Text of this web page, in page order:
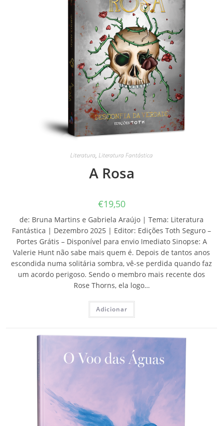
Literatura, Literatura Fantástica
A Rosa
€19,50
de: Bruna Martins e Gabriela Araújo | Tema: Literatura
Fantástica | Dezembro 2025 | Editor: Edições Toth Seguro –
Portes Grátis – Disponível para envio Imediato Sinopse: A
Valerie Hunt não sabe mais quem é. Depois de tantos anos
escondida numa solitária sombra, vê-se perdida quando faz
um acordo perigoso. Sendo o membro mais recente dos
Rose Thorns, ela logo…
Adicionar